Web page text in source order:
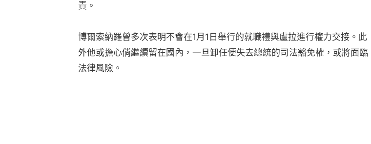
責。
博爾索納羅曾多次表明不會在1月1日舉行的就職禮與盧拉進行權力交接。此
外他或擔心倘繼續留在國內，一旦卸任便失去總統的司法豁免權，或將面臨
法律風險。